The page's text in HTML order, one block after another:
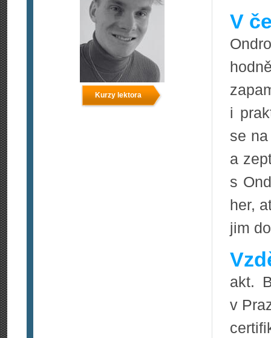
Kurzy lektora
V
i
se
a
s
her,
jim
akt.
v